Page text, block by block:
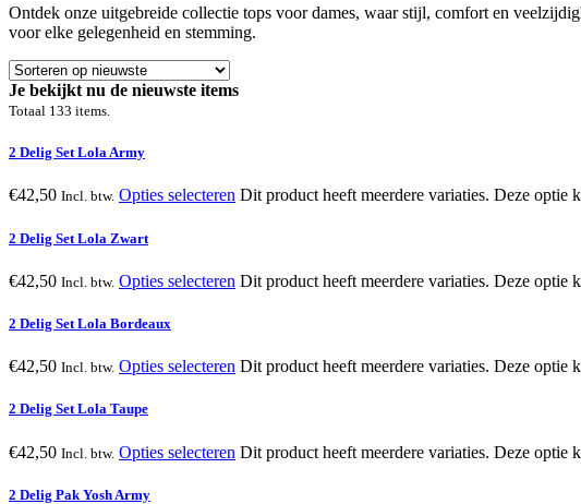
Ontdek onze uitgebreide collectie tops voor dames, waar stijl, comfort en
voor elke gelegenheid en stemming.
Je bekijkt nu de nieuwste items
Totaal 133 items.
2 Delig Set Lola Army
€42,50 Incl. btw. Opties selecteren Dit product heeft meerdere variaties. Deze optie
2 Delig Set Lola Zwart
€42,50 Incl. btw. Opties selecteren Dit product heeft meerdere variaties. Deze optie
2 Delig Set Lola Bordeaux
€42,50 Incl. btw. Opties selecteren Dit product heeft meerdere variaties. Deze optie
2 Delig Set Lola Taupe
€42,50 Incl. btw. Opties selecteren Dit product heeft meerdere variaties. Deze optie
2 Delig Pak Yosh Army